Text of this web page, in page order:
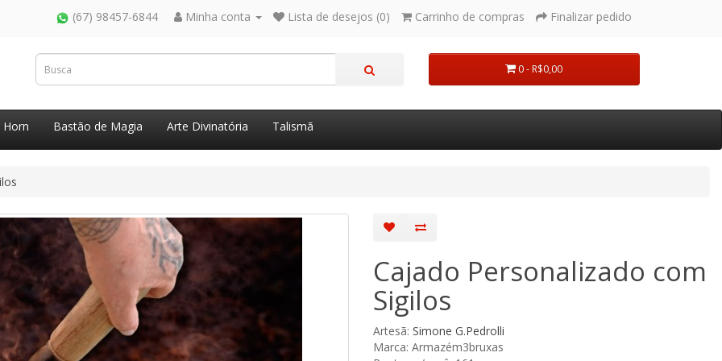
(67) 98457-6844 Minha conta Lista de desejos (0) Carrinho de compras Finalizar pedido
0 - R$0,00
Horn Bastão de Magia Arte Divinatória Talismã
Cajado Personalizado com
Sigilos
Artesã: Simone G.Pedrolli
Marca: Armazém3bruxas